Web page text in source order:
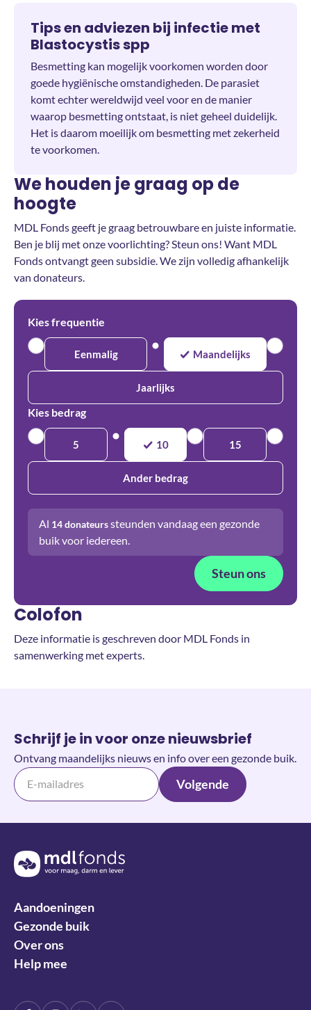
Tips en adviezen bij infectie met
Blastocystis spp
Besmetting kan mogelijk voorkomen worden door
goede hygiënische omstandigheden. De parasiet
komt echter wereldwijd veel voor en de manier
waarop besmetting ontstaat, is niet geheel duidelijk.
Het is daarom moeilijk om besmetting met zekerheid
te voorkomen.
We houden je graag op de
hoogte
MDL Fonds geeft je graag betrouwbare en juiste informatie.
Ben je blij met onze voorlichting? Steun ons! Want MDL
Fonds ontvangt geen subsidie. We zijn volledig afhankelijk
van donateurs.
Kies frequentie
Eenmalig Maandelijks
Jaarlijks
Kies bedrag
5 10 15
Ander bedrag
Al 14donateurssteunden vandaag een gezonde
buik voor iedereen.
Steun ons
Colofon
Deze informatie is geschreven door MDL Fonds in
samenwerking met experts.
Schrijf je in voor onze nieuwsbrief
Ontvang maandelijks nieuws en info over een gezonde buik.
Volgende
Terug naar de homepage
Aandoeningen
Gezonde buik
Over ons
Help mee